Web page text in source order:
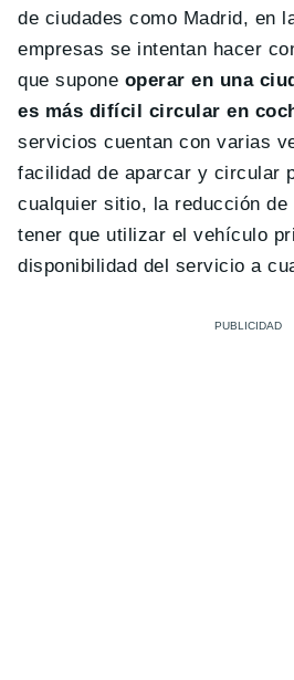
de ciudades como Madrid, en
empresas se intentan hacer
que supone operar en una
es más difícil circular en
servicios cuentan con varias
facilidad de aparcar y circular
cualquier sitio, la reducción
tener que utilizar el vehículo
disponibilidad del servicio a